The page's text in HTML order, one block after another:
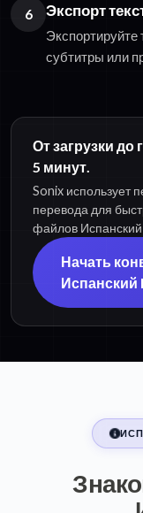
6 Экспорт
Экспортируйте
субтитры или
От загрузки
5 минут.
Sonix использует
перевода для
файлов Испанский
Начать
Испанский